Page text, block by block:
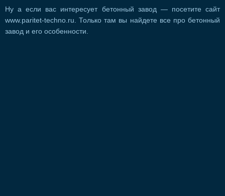
Ну а если вас интересует бетонный завод — посетите сайт
www.paritet-techno.ru. Только там вы найдете все про бетонный
завод и его особенности.